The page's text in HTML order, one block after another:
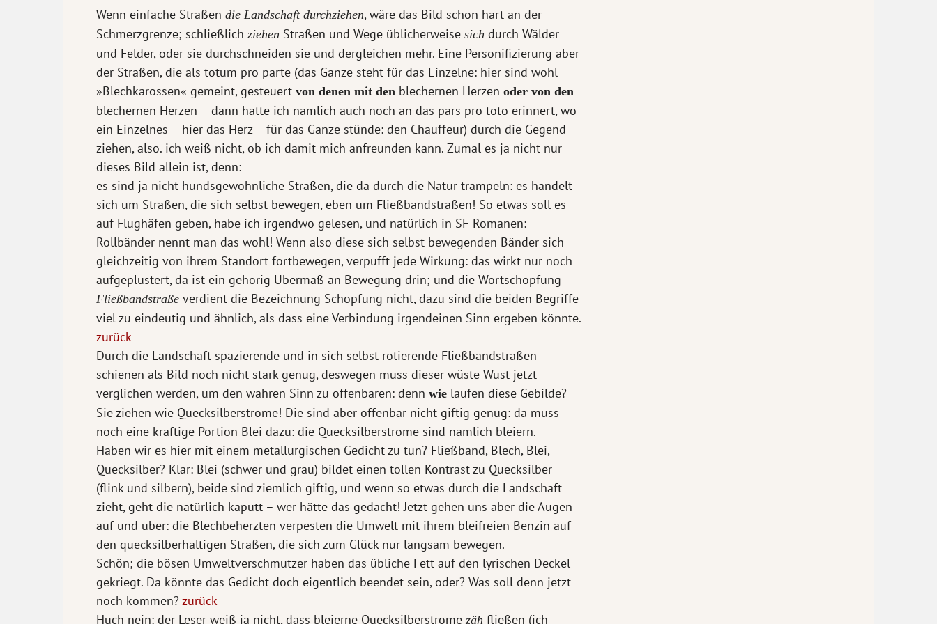
Wenn einfache Straßen die Landschaft durchziehen, wäre das Bild schon hart an der
Schmerzgrenze; schließlich ziehen Straßen und Wege üblicherweise sich durch Wälder
und Felder, oder sie durchschneiden sie und dergleichen mehr. Eine Personifizierung aber
der Straßen, die als totum pro parte (das Ganze steht für das Einzelne: hier sind wohl
»Blechkarossen« gemeint, gesteuert von denen mit den blechernen Herzen oder von den
blechernen Herzen – dann hätte ich nämlich auch noch an das pars pro toto erinnert, wo
ein Einzelnes – hier das Herz – für das Ganze stünde: den Chauffeur) durch die Gegend
ziehen, also. ich weiß nicht, ob ich damit mich anfreunden kann. Zumal es ja nicht nur
dieses Bild allein ist, denn:
es sind ja nicht hundsgewöhnliche Straßen, die da durch die Natur trampeln: es handelt
sich um Straßen, die sich selbst bewegen, eben um Fließbandstraßen! So etwas soll es
auf Flughäfen geben, habe ich irgendwo gelesen, und natürlich in SF-Romanen:
Rollbänder nennt man das wohl! Wenn also diese sich selbst bewegenden Bänder sich
gleichzeitig von ihrem Standort fortbewegen, verpufft jede Wirkung: das wirkt nur noch
aufgeplustert, da ist ein gehörig Übermaß an Bewegung drin; und die Wortschöpfung
Fließbandstraße verdient die Bezeichnung Schöpfung nicht, dazu sind die beiden Begriffe
viel zu eindeutig und ähnlich, als dass eine Verbindung irgendeinen Sinn ergeben könnte.
zurück
Durch die Landschaft spazierende und in sich selbst rotierende Fließbandstraßen
schienen als Bild noch nicht stark genug, deswegen muss dieser wüste Wust jetzt
verglichen werden, um den wahren Sinn zu offenbaren: denn wie laufen diese Gebilde?
Sie ziehen wie Quecksilberströme! Die sind aber offenbar nicht giftig genug: da muss
noch eine kräftige Portion Blei dazu: die Quecksilberströme sind nämlich bleiern.
Haben wir es hier mit einem metallurgischen Gedicht zu tun? Fließband, Blech, Blei,
Quecksilber? Klar: Blei (schwer und grau) bildet einen tollen Kontrast zu Quecksilber
(flink und silbern), beide sind ziemlich giftig, und wenn so etwas durch die Landschaft
zieht, geht die natürlich kaputt – wer hätte das gedacht! Jetzt gehen uns aber die Augen
auf und über: die Blechbeherzten verpesten die Umwelt mit ihrem bleifreien Benzin auf
den quecksilberhaltigen Straßen, die sich zum Glück nur langsam bewegen.
Schön; die bösen Umweltverschmutzer haben das übliche Fett auf den lyrischen Deckel
gekriegt. Da könnte das Gedicht doch eigentlich beendet sein, oder? Was soll denn jetzt
noch kommen?zurück
Huch nein: der Leser weiß ja nicht, dass bleierne Quecksilberströme zäh fließen (ich